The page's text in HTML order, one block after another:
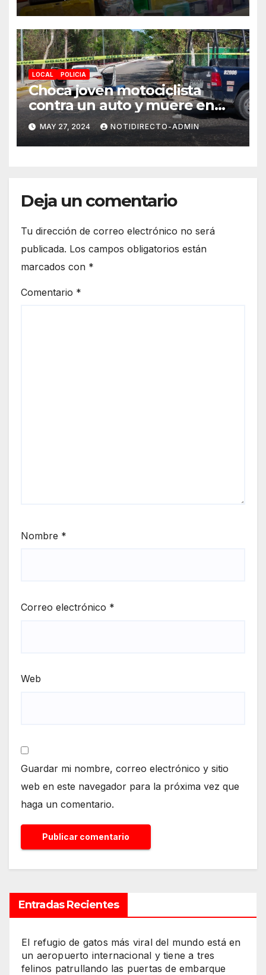
LOCAL POLICIA
Choca joven motociclista
contra un auto y muere en
Playa del Carmen; hay una
niña lesionada
MAY 27, 2024 NOTIDIRECTO-ADMIN
Deja un comentario
Tu dirección de correo electrónico no será
publicada. Los campos obligatorios están
marcados con *
Comentario *
Nombre *
Correo electrónico *
Web
Guardar mi nombre, correo electrónico y sitio
web en este navegador para la próxima vez que
haga un comentario.
Entradas Recientes
El refugio de gatos más viral del mundo está en
un aeropuerto internacional y tiene a tres
felinos patrullando las puertas de embarque